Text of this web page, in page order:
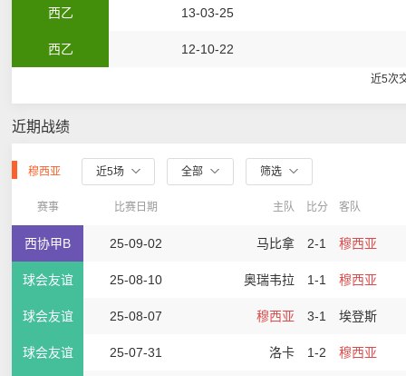
西乙 13-03-25
西乙 12-10-22
近5次
近期战绩
穆西亚 近5场 全部 筛选
赛事 比赛日期 主队 比分 客队
西协甲B 25-09-02 马比拿 2-1 穆西亚
球会友谊 25-08-10 奥瑞韦拉 1-1 穆西亚
球会友谊 25-08-07 穆西亚 3-1 埃登斯
球会友谊 25-07-31 洛卡 1-2 穆西亚